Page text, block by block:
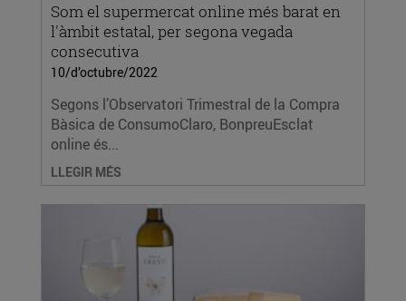
Som el supermercat online més barat en
l'àmbit estatal, per segona vegada
consecutiva
10/d’octubre/2022
Segons l’Observatori Trimestral de la Compra
Bàsica de ConsumoClaro, BonpreuEsclat
online és...
LLEGIR MÉS